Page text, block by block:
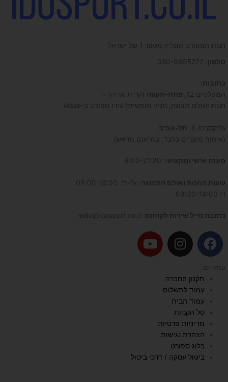
חנות הספורט אונליין מספר 1 של ישראל
טלפון
כתובות
המפלסים 12,
פתח-תקווה (קרית אריה) -
חנות ואולם תצוגה, חניה חופשית! עידו ספורט ב-Waze
גליקסברג 6,
תל-אביב
(איסוף מוצרים בלבד, בתיאום מראש)
מענה אישי ומקצועי
שעות החנות ואולם התצוגה : א'-ה': 09:00-18:00
ו': 09:30-14:00
כתובת מייל שירות לקוחות
F
a
c
e
b
o
o
k
I
n
t
a
g
r
a
m
Y
o
עמודים
תקנון החברה
עמוד לתשלום
עמוד הבית
סל הקניות
מדיניות פרטיות
הצהרת נגישות
בלוג ספורט
ביטול עסקה / דרכי ביטול